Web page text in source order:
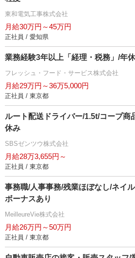
東和電気工事株式会社
月給30万円～45万円
正社員 / 愛知県
業務経験3年以上「経理・税務」/年
フレッシュ・フード・サービス株式会社
月給29万円～36万5,000円
正社員 / 東京都
ルート配送ドライバー/1.5t/コープ商
休み
SBSゼンツウ株式会社
月給28万3,655円～
正社員 / 東京都
事務職/人事事務/残業ほぼなし/ネイ
ボーナスあり
MeilleureVie株式会社
月給26万円～50万円
正社員 / 東京都